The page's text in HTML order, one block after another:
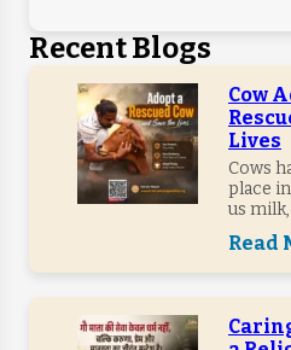
Recent Blogs
Cow
Lives
Cows
place
us
Read